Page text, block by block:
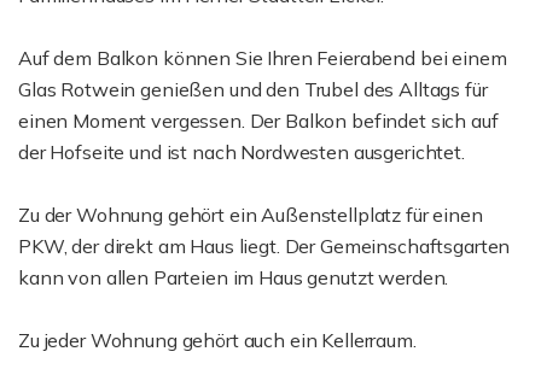
Auf dem Balkon können Sie Ihren Feierabend bei einem
Glas Rotwein genießen und den Trubel des Alltags für
einen Moment vergessen. Der Balkon befindet sich auf
der Hofseite und ist nach Nordwesten ausgerichtet.
Zu der Wohnung gehört ein Außenstellplatz für einen
PKW, der direkt am Haus liegt. Der Gemeinschaftsgarten
kann von allen Parteien im Haus genutzt werden.
Zu jeder Wohnung gehört auch ein Kellerraum.